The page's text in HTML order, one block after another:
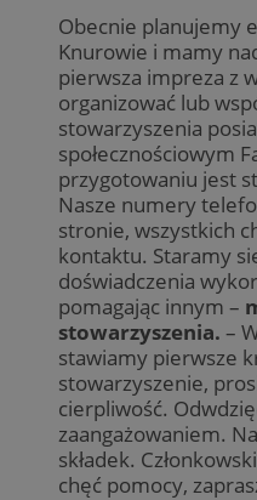
Obecnie planujemy
Knurowie i mamy
pierwsza impreza z
organizować lub
stowarzyszenia
społecznościowym
przygotowaniu jest
Nasze numery
stronie, wszystkich
kontaktu. Staramy
doświadczenia
pomagając innym –
stowarzyszenia. –
stawiamy pierwsze
stowarzyszenie,
cierpliwość.
zaangażowaniem.
składek.
chęć pomocy,